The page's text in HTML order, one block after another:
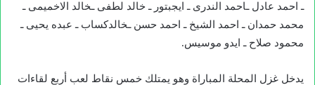
ـ احمد عادل ـاحمد الندرى ـ ايجبتور ـ خالد لطفى ـخالد الاخميمى ـ
محمد حمدان ـ احمد الشيخ ـ احمد حسن ـخالدكساب ـ عبده يحيى ـ
محمود صلاح ـ ايدو موسيس.
يدخل غزل المحلة المباراة وهو يمتلك خمس نقاط لعب أربع لقاءات